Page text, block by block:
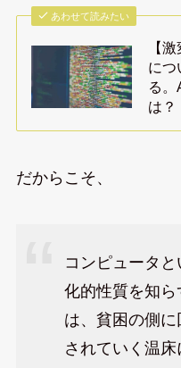
あわせて読みたい
【
につ
る
は
だからこそ、
コンピュータ
化的性質を知ら
は、貧困の側
されていく温床